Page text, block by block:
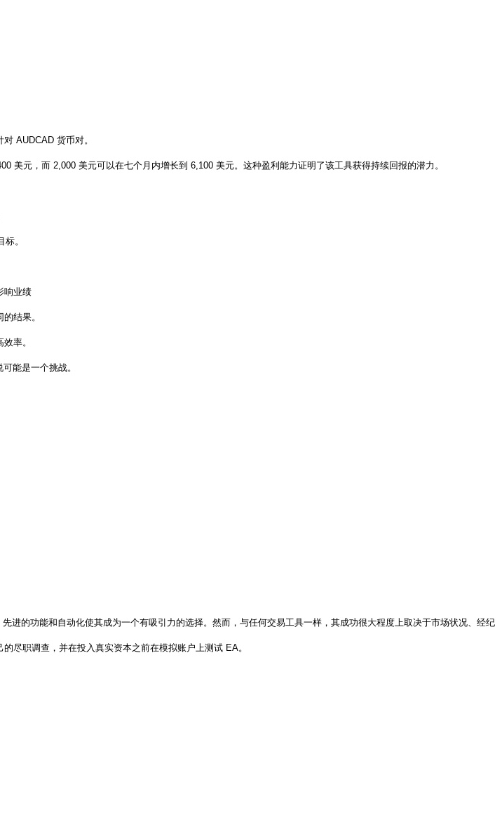
AUDCAD 货币对。
美元，而 2,000 美元可以在七个月内增长到 6,100 美元。这种盈利能力证明了该工具获得持续回报的潜力。
。
响业绩
结果。
率。
能是一个挑战。
进的功能和自动化使其成为一个有吸引力的选择。然而，与任何交易工具一样，其成功很大程度上取决于市场状况、经纪
尽职调查，并在投入真实资本之前在模拟账户上测试 EA。